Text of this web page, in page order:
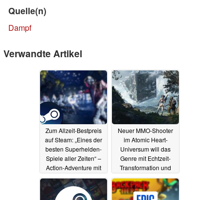
Quelle(n)
Dampf
Verwandte Artikel
Zum Allzeit-Bestpreis
auf Steam: „Eines der
besten Superhelden-
Spiele aller Zeiten“ –
Action-Adventure mit
90 Prozent Rabatt für 6
statt 60 Euro im
Angebot30.06.2025
Neuer MMO-Shooter
im Atomic Heart-
Universum will das
Genre mit Echtzeit-
Transformation und
patentierter Technik
neu definieren
30.06.2025